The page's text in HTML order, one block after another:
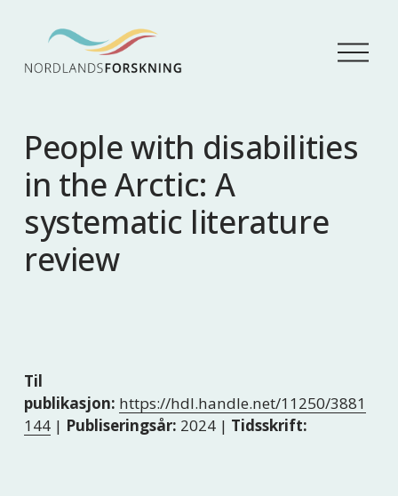
Å
p
e
People with disabilities
in the Arctic: A
systematic literature
review
Til
publikasjon: https://hdl.handle.net/11250/3881
144| Publiseringsår: 2024 | Tidsskrift: